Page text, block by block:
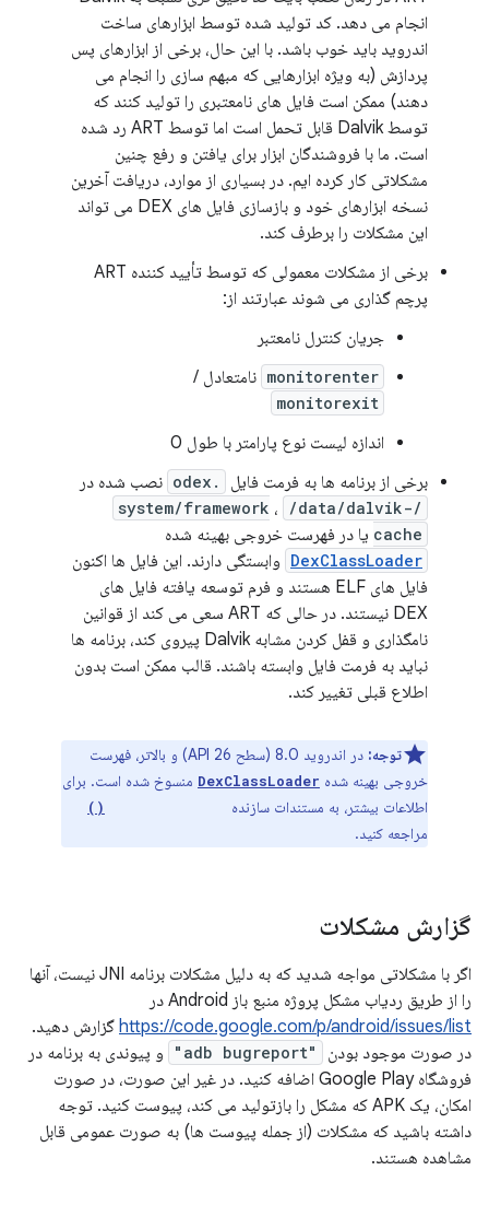
انجام می دهد. کد تولید شده توسط ابزارهای ساخت
اندروید باید خوب باشد. با این حال، برخی از ابزارهای پس
پردازش (به ویژه ابزارهایی که مبهم سازی را انجام می
دهند) ممکن است فایل های نامعتبری را تولید کنند که
توسط Dalvik قابل تحمل است اما توسط ART رد شده
است. ما با فروشندگان ابزار برای یافتن و رفع چنین
مشکلاتی کار کرده ایم. در بسیاری از موارد، دریافت آخرین
نسخه ابزارهای خود و بازسازی فایل های DEX می تواند
این مشکلات را برطرف کند.
برخی از مشکلات معمولی که توسط تأیید کننده ART
پرچم گذاری می شوند عبارتند از:
جریان کنترل نامعتبر
monitorenter نامتعادل /
monitorexit
اندازه لیست نوع پارامتر با طول 0
برخی از برنامه ها به فرمت فایل
.odex نصب شده در
/system/framework ،
/data/dalvik-
cache یا در فهرست خروجی بهینه شده
DexClassLoader وابستگی دارند. این فایل ها اکنون
فایل های ELF هستند و فرم توسعه یافته فایل های
DEX نیستند. در حالی که ART سعی می کند از قوانین
نامگذاری و قفل کردن مشابه Dalvik پیروی کند، برنامه ها
نباید به فرمت فایل وابسته باشند. قالب ممکن است بدون
اطلاع قبلی تغییر کند.
توجه:
در اندروید 8.0 (سطح API 26) و بالاتر، فهرست
خروجی بهینه شده DexClassLoader منسوخ شده است. برای
اطلاعات بیشتر، به مستندات سازنده
مراجعه کنید.
گزارش مشکلات
اگر با مشکلاتی مواجه شدید که به دلیل مشکلات برنامه JNI نیست، آنها
را از طریق ردیاب مشکل پروژه منبع باز Android در
https://code.google.com/p/android/issues/list گزارش دهید.
در صورت موجود بودن
"adb bugreport"
و پیوندی به برنامه در
فروشگاه Google Play اضافه کنید. در غیر این صورت، در صورت
امکان، یک APK که مشکل را بازتولید می کند، پیوست کنید. توجه
داشته باشید که مشکلات (از جمله پیوست ها) به صورت عمومی قابل
مشاهده هستند.